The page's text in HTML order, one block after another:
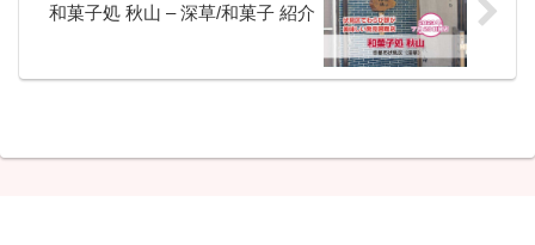
和菓子処 秋山 – 深草/和菓子 紹介